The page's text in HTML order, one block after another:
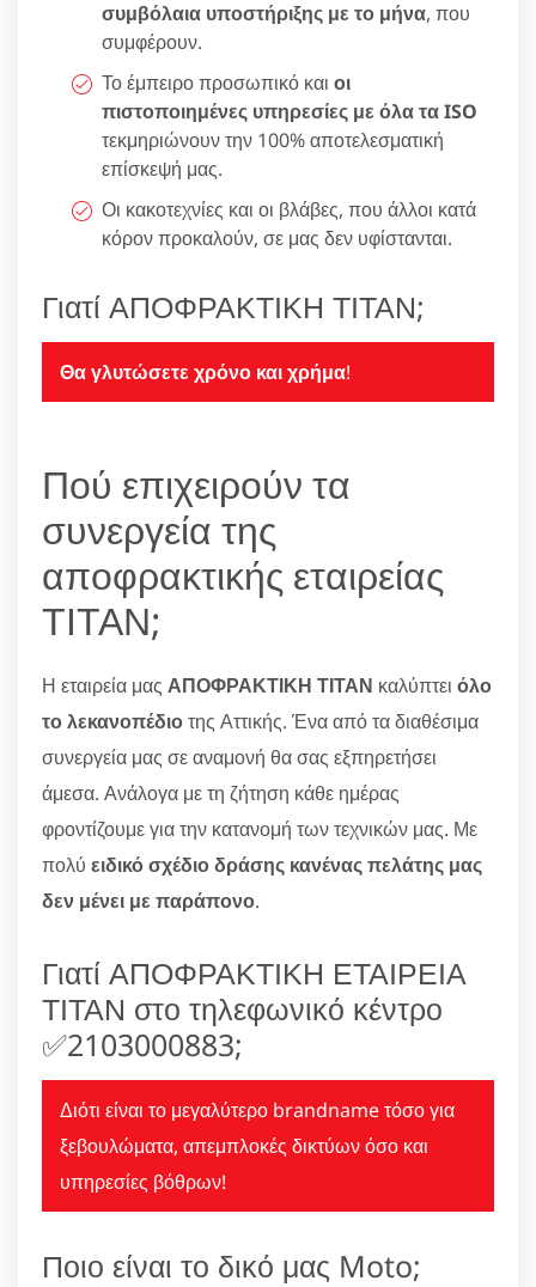
συμβόλαια υποστήριξης με το μήνα, που
συμφέρουν.
Το έμπειρο προσωπικό και οι
πιστοποιημένες υπηρεσίες με όλα τα ISO
τεκμηριώνουν την 100% αποτελεσματική
επίσκεψή μας.
Οι κακοτεχνίες και οι βλάβες, που άλλοι κατά
κόρον προκαλούν, σε μας δεν υφίστανται.
Γιατί ΑΠΟΦΡΑΚΤΙΚΗ ΤΙΤΑΝ;
Θα γλυτώσετε χρόνο και χρήμα!
Πού επιχειρούν τα
συνεργεία της
αποφρακτικής εταιρείας
ΤΙΤΑΝ;
Η εταιρεία μας ΑΠΟΦΡΑΚΤΙΚΗ ΤΙΤΑΝ καλύπτει όλο
το λεκανοπέδιοτης Αττικής. Ένα από τα διαθέσιμα
συνεργεία μας σε αναμονή θα σας εξπηρετήσει
άμεσα. Ανάλογα με τη ζήτηση κάθε ημέρας
φροντίζουμε για την κατανομή των τεχνικών μας. Με
πολύ ειδικό σχέδιο δράσης κανένας πελάτης μας
δεν μένει με παράπονο.
Γιατί ΑΠΟΦΡΑΚΤΙΚΗ ΕΤΑΙΡΕΙΑ
ΤΙΤΑΝ στο τηλεφωνικό κέντρο
✅2103000883;
Διότι είναι το μεγαλύτερο brandname τόσο για
ξεβουλώματα, απεμπλοκές δικτύων όσο και
υπηρεσίες βόθρων!
Ποιο είναι το δικό μας Moto;